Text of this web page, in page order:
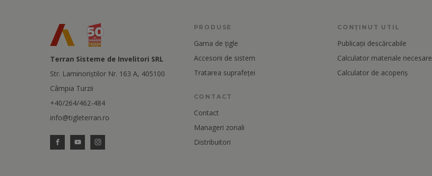
Terran Sisteme de Invelitori SRL
Str. Laminoriştilor Nr. 163 A, 405100
Câmpia Turzii
+40/264/462-484
info@tigleterran.ro
PRODUSE
Gama de țigle
Accesorii de sistem
Tratarea suprafeței
CONTACT
Contact
Manageri zonali
Distribuitori
CONȚINUT UTIL
Publicații descărcabile
Calculator materiale necesare
Calculator de acoperiș